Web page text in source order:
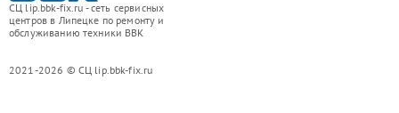
СЦ lip.bbk-fix.ru - сеть сервисных
центров в Липецке по ремонту и
обслуживанию техники BBK
2021-2026 © СЦ lip.bbk-fix.ru